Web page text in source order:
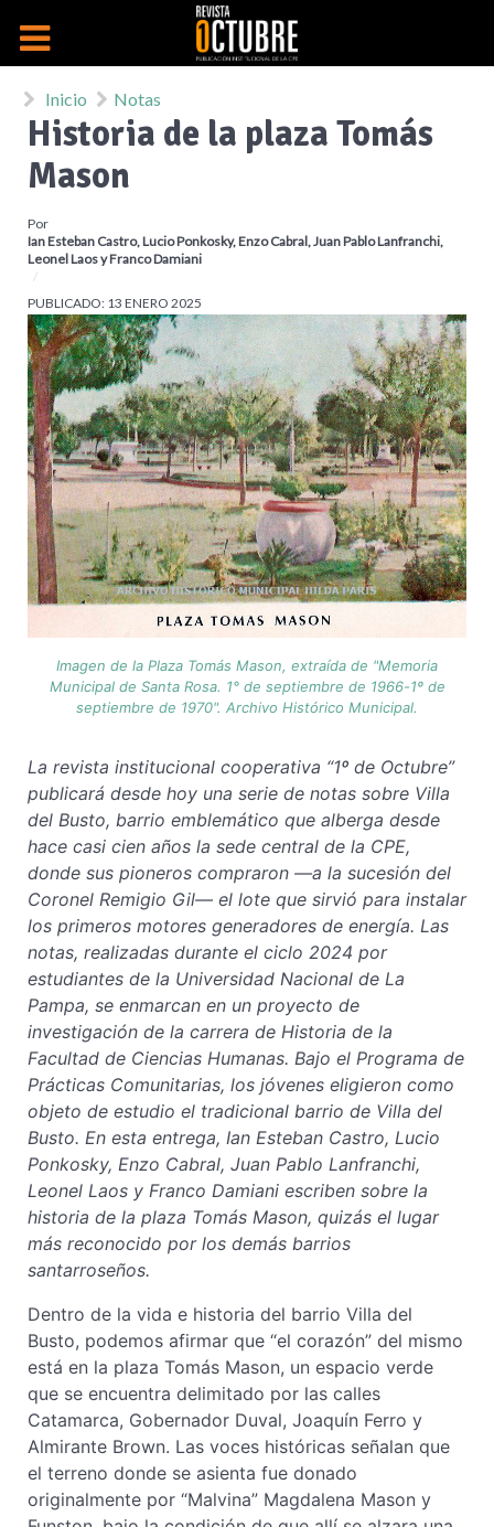
Inicio Notas
Historia de la plaza Tomás
Mason
Por
Ian Esteban Castro, Lucio Ponkosky, Enzo Cabral, Juan Pablo Lanfranchi,
Leonel Laos y Franco Damiani
PUBLICADO: 13 ENERO 2025
Imagen de la Plaza Tomás Mason, extraída de "Memoria
Municipal de Santa Rosa. 1° de septiembre de 1966-1º de
septiembre de 1970". Archivo Histórico Municipal.
La revista institucional cooperativa “1º de Octubre”
publicará desde hoy una serie de notas sobre Villa
del Busto, barrio emblemático que alberga desde
hace casi cien años la sede central de la CPE,
donde sus pioneros compraron —a la sucesión del
Coronel Remigio Gil— el lote que sirvió para instalar
los primeros motores generadores de energía. Las
notas, realizadas durante el ciclo 2024 por
estudiantes de la Universidad Nacional de La
Pampa, se enmarcan en un proyecto de
investigación de la carrera de Historia de la
Facultad de Ciencias Humanas. Bajo el Programa de
Prácticas Comunitarias, los jóvenes eligieron como
objeto de estudio el tradicional barrio de Villa del
Busto. En esta entrega, Ian Esteban Castro, Lucio
Ponkosky, Enzo Cabral, Juan Pablo Lanfranchi,
Leonel Laos y Franco Damiani escriben sobre la
historia de la plaza Tomás Mason, quizás el lugar
más reconocido por los demás barrios
santarroseños.
Dentro de la vida e historia del barrio Villa del
Busto, podemos afirmar que “el corazón” del mismo
está en la plaza Tomás Mason, un espacio verde
que se encuentra delimitado por las calles
Catamarca, Gobernador Duval, Joaquín Ferro y
Almirante Brown. Las voces históricas señalan que
el terreno donde se asienta fue donado
originalmente por “Malvina” Magdalena Mason y